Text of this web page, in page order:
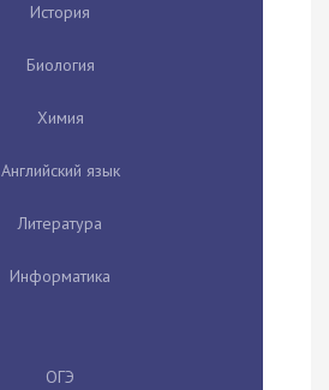
История
Биология
Химия
Английский язык
Литература
Информатика
ОГЭ